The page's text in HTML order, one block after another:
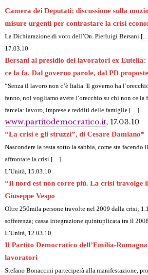
Camera dei Deputati: discussione sulla
misure urgenti per contrastare la crisi
La Dichiarazione di voto dell’On. Pierluigi Bersani
17.03.10
Bersani al presidio dei lavoratori ex Eutelia:
ce la fa. Dal governo parole, dal PD
“Senza il lavoro non c’è Italia. Il governo ha
fanno, noi vogliamo avere l’orecchio su chi non ce la
farcela: lavoro, imprese e redditi delle famiglie […]
www.partitodemocratico.it, 17.03.10
“La crisi e gli struzzi”, di Cesare Damiano*
Nascondere la testa sotto la sabbia, come sta facendo
affrontare la crisi […]
L’Unità, 15.03.10
“Il nord est non corre più. La crisi travolge
Giuseppe Vespo
Oltre 250mila persone travolte nel 2009 dalla crisi;
sofferenza; cassa integrazione quintuplicata tra il
L’Unità, 12.03.10
Il Partito Democratico dell’Emilia-
lavoratori
Stefano Bonaccini parteciperà alla manifestazione,